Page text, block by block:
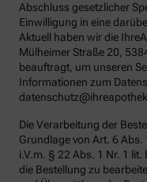
Abschluss gesetzlicher
Einwilligung in eine
Aktuell haben wir die
Mülheimer Straße 20,
beauftragt, um unseren
Informationen zum
Die Verarbeitung der
Grundlage von Art. 6 Abs.
i.V.m. § 22 Abs. 1 Nr. 1
die Bestellung zu